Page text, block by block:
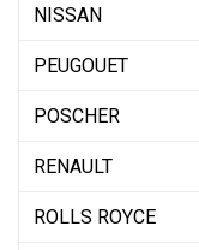
NISSAN
PEUGOUET
POSCHER
RENAULT
ROLLS ROYCE